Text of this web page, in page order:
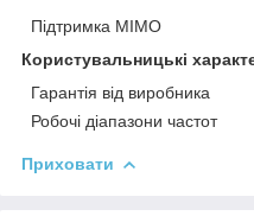
Підтримка MIMO
Користувальницькі
Гарантія від виробника
Робочі діапазони частот
Приховати